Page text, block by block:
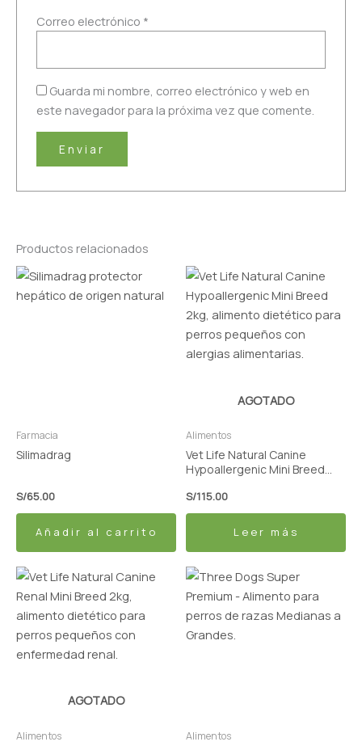
Correo electrónico *
Guarda mi nombre, correo electrónico y web en
este navegador para la próxima vez que comente.
Productos relacionados
Farmacia
Silimadrag
S/65.00
Añadir al carrito
AGOTADO
Alimentos
Vet Life Natural Canine
Hypoallergenic Mini Breed
S/115.00
Leer más
AGOTADO
Alimentos Alimentos